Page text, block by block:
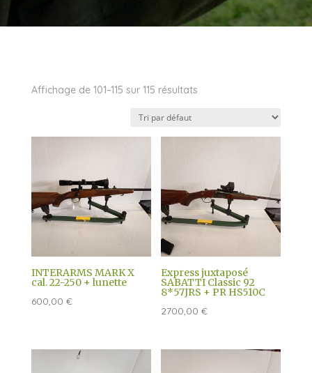
Affichage de 101–115 sur 115 résultats
INTERARMS MARK X
cal. 22-250 + lunette
600,00 €
Express juxtaposé
SABATTI Classic 92
8*57JRS + PR HS510C
2700,00€